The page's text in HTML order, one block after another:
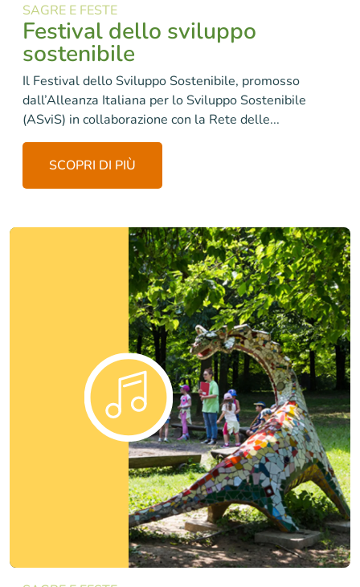
SAGRE E FESTE
Festival dello sviluppo
sostenibile
Il Festival dello Sviluppo Sostenibile, promosso
dall’Alleanza Italiana per lo Sviluppo Sostenibile
(ASviS) in collaborazione con la Rete delle...
SCOPRI DI PIÙ